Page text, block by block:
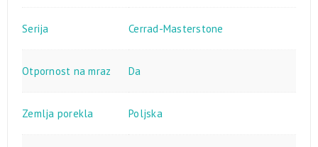
Serija Cerrad-Masterstone
Otpornost na mraz Da
Zemlja porekla Poljska